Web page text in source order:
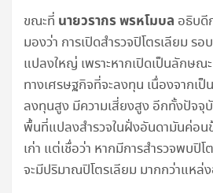
ขณะที่ นายวรากร พรหโมบล อธิบดี
มองว่า การเปิดสำรวจปิโตรเลียม ร
แปลงใหญ่ เพราะหากเปิดเป็นลักษณ
ทางเศรษฐกิจที่จะลงทุน เนื่องจากเ
ลงทุนสูง มีความเสี่ยงสูง อีกทั้งปัจจุ
พื้นที่แปลงสำรวจในฝั่งอันดามันค่อน
เก่า แต่เชื่อว่า หากมีการสำรวจพบปิ
จะมีปริมาณปิโตรเลียม มากกว่าแหล่